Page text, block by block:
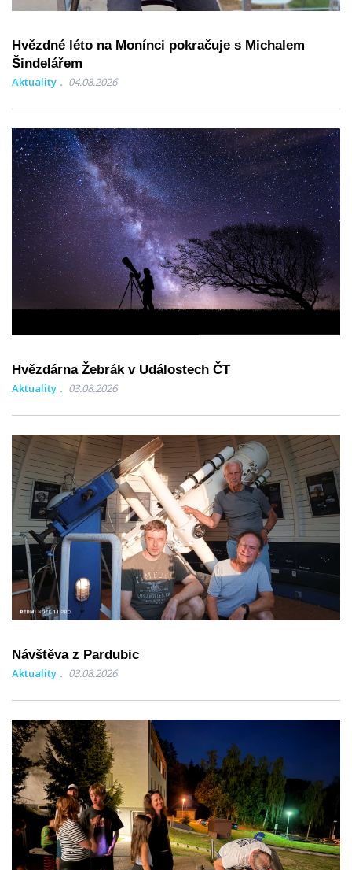
Hvězdné léto na Monínci pokračuje s Michalem
Šindelářem
Aktuality 04.08.2026
Hvězdárna Žebrák v Událostech ČT
Aktuality 03.08.2026
Návštěva z Pardubic
Aktuality 03.08.2026